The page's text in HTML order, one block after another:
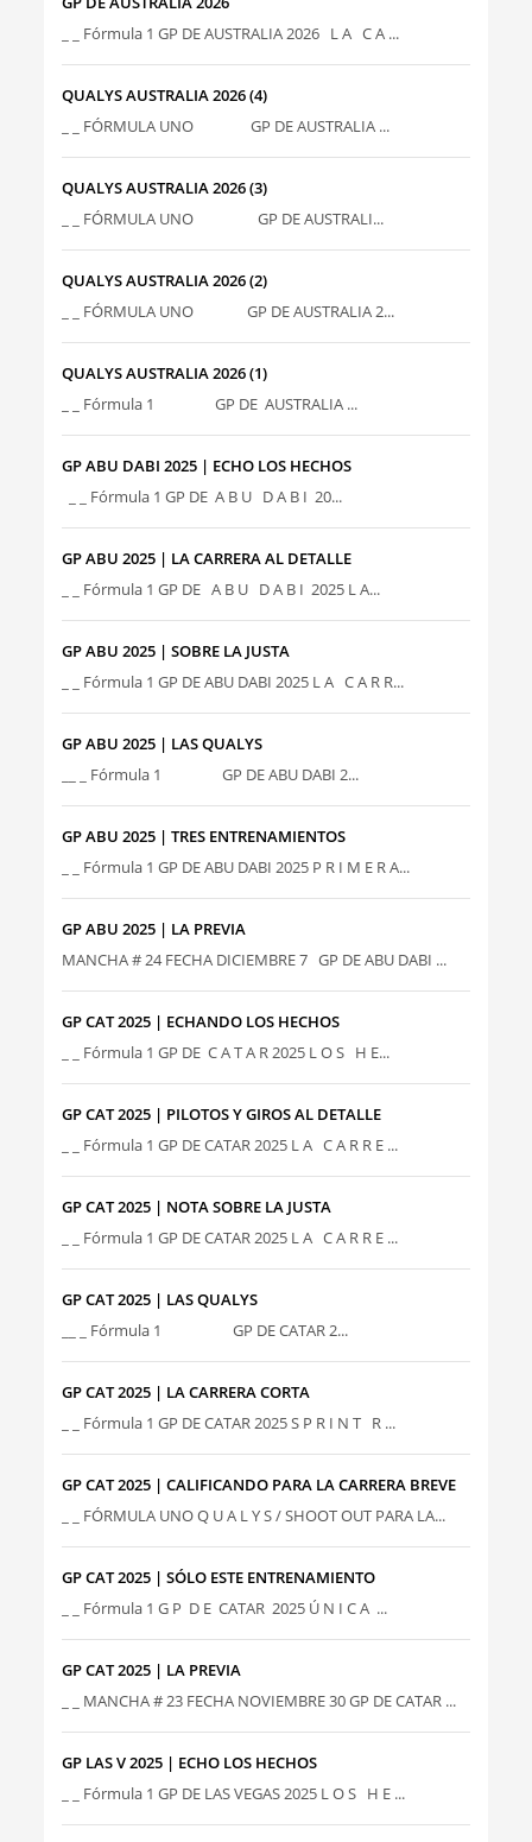
_ _ Fórmula 1 GP DE AUSTRALIA 2026 L A C A ...
QUALYS AUSTRALIA 2026 (4)
_ _ FÓRMULA UNO GP DE AUSTRALIA ...
QUALYS AUSTRALIA 2026 (3)
_ _ FÓRMULA UNO GP DE AUSTRALI...
QUALYS AUSTRALIA 2026 (2)
_ _ FÓRMULA UNO GP DE AUSTRALIA 2...
QUALYS AUSTRALIA 2026 (1)
_ _ Fórmula 1 GP DE AUSTRALIA ...
GP ABU DABI 2025 | ECHO LOS HECHOS
_ _ Fórmula 1 GP DE A B U D A B I 20...
GP ABU 2025 | LA CARRERA AL DETALLE
_ _ Fórmula 1 GP DE A B U D A B I 2025 L A...
GP ABU 2025 | SOBRE LA JUSTA
_ _ Fórmula 1 GP DE ABU DABI 2025 L A C A R R...
GP ABU 2025 | LAS QUALYS
__ _ Fórmula 1 GP DE ABU DABI 2...
GP ABU 2025 | TRES ENTRENAMIENTOS
_ _ Fórmula 1 GP DE ABU DABI 2025 P R I M E R A...
GP ABU 2025 | LA PREVIA
MANCHA # 24 FECHA DICIEMBRE 7 GP DE ABU DABI ...
GP CAT 2025 | ECHANDO LOS HECHOS
_ _ Fórmula 1 GP DE C A T A R 2025 L O S H E...
GP CAT 2025 | PILOTOS Y GIROS AL DETALLE
_ _ Fórmula 1 GP DE CATAR 2025 L A C A R R E ...
GP CAT 2025 | NOTA SOBRE LA JUSTA
_ _ Fórmula 1 GP DE CATAR 2025 L A C A R R E ...
GP CAT 2025 | LAS QUALYS
__ _ Fórmula 1 GP DE CATAR 2...
GP CAT 2025 | LA CARRERA CORTA
_ _ Fórmula 1 GP DE CATAR 2025 S P R I N T R ...
GP CAT 2025 | CALIFICANDO PARA LA CARRERA BREVE
_ _ FÓRMULA UNO Q U A L Y S / SHOOT OUT PARA LA...
GP CAT 2025 | SÓLO ESTE ENTRENAMIENTO
_ _ Fórmula 1 G P D E CATAR 2025 Ú N I C A ...
GP CAT 2025 | LA PREVIA
_ _ MANCHA # 23 FECHA NOVIEMBRE 30 GP DE CATAR ...
GP LAS V 2025 | ECHO LOS HECHOS
_ _ Fórmula 1 GP DE LAS VEGAS 2025 L O S H E ...